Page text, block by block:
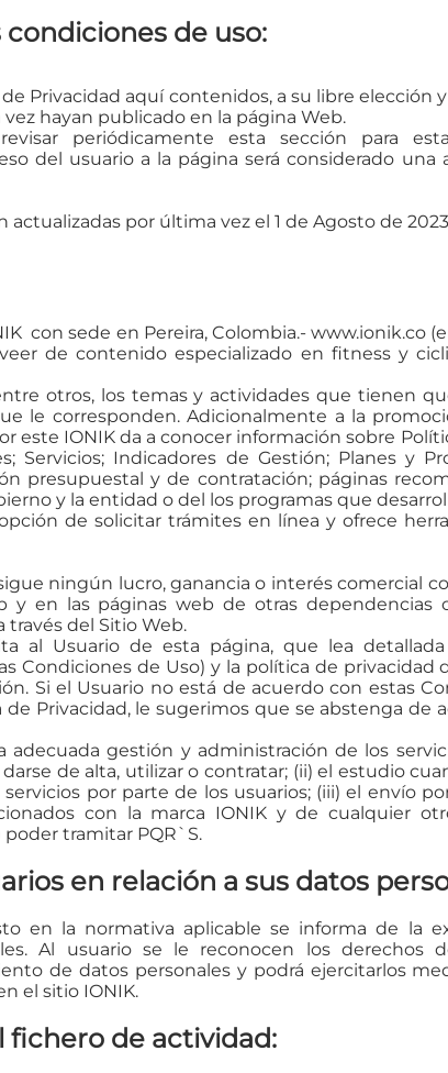
condiciones de uso:
Privacidad aquí contenidos, a su libre
hayan publicado en la página Web.
periódicamente esta sección para
del usuario a la página será considerado una
actualizadas por última vez el 1 de Agosto de
con sede en Pereira, Colombia.- www.ionik.co
de contenido especializado en fitness y
otros, los temas y actividades que tienen
le corresponden. Adicionalmente a la
este IONIK da a conocer información sobre
Servicios; Indicadores de Gestión; Planes y
presupuestal y de contratación; páginas
y la entidad o del los programas que
de solicitar trámites en línea y ofrece
ningún lucro, ganancia o interés comercial
en las páginas web de otras dependencias
través del Sitio Web.
al Usuario de esta página, que lea
Condiciones de Uso) y la política de privacidad
Si el Usuario no está de acuerdo con estas
Privacidad, le sugerimos que se abstenga de
adecuada gestión y administración de los
de alta, utilizar o contratar; (ii) el estudio
por parte de los usuarios; (iii) el envío
con la marca IONIK y de cualquier
poder tramitar PQR`S.
en relación a sus datos
en la normativa aplicable se informa de la
Al usuario se le reconocen los derechos
de datos personales y podrá ejercitarlos
el sitio IONIK.
fichero de actividad: